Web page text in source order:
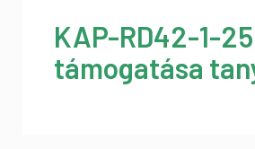
KAP-RD42-1-
támogatása